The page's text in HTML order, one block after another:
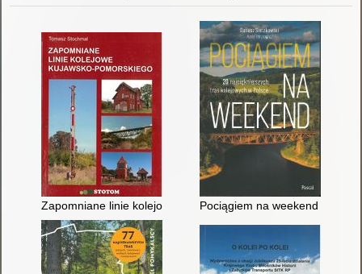
Zapomniane linie kolejowe kujawsko-pomorskiego
Pociągiem na weekend : 20